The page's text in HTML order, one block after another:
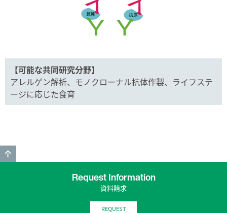
【可能な共同研究分野】
アレルゲン解析、モノクローナル抗体作製、ライフステ
ージに応じた食育
Request Information
資料請求
REQUEST